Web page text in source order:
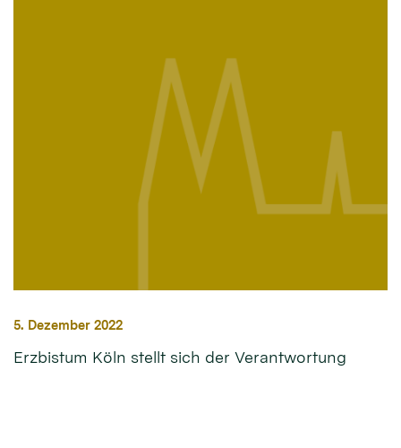
5. Dezember 2022
Erzbistum Köln stellt sich der Verantwortung